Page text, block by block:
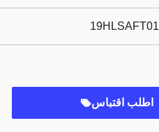
19HLSAFT01
اطلب اقتباس